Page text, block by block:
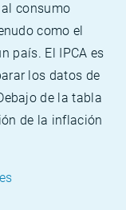
consumo
como el
país. El IPCA es
los datos de
de la tabla
de la inflación